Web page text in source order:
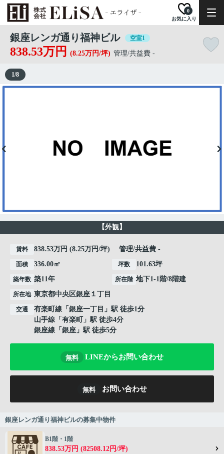
お気に入り
0
銀座レンガ通り福神ビル 空室1
838.53万円 (8.25万円/坪) 管理/共益費 -
【外観】
1/8
賃料 838.53万円 (8.25万円/坪) 管理/共益費 -
面積 336.00㎡ 坪数 101.63坪
築年数 築11年 所在階 地下1-1階/8階建
所在地 東京都中央区銀座 １丁目
交通 有楽町線 「 銀座一丁目 」駅 徒歩1分
山手線 「 有楽町
」駅 徒歩4分
銀座線 「 銀座 」駅 徒歩5分
無料 LINEからお問い合わせ
無料 お問い合わせ
銀座レンガ通り福神ビルの募集中物件
B1階・1階
838.53万円 (82508.12円/坪)